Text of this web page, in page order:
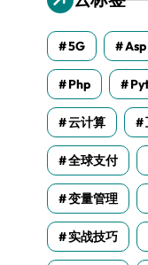
5G Asp
Php
云计算
全球支付
变量管理
实战技巧